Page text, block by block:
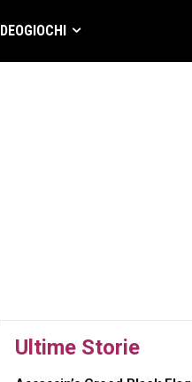
Ultime Storie